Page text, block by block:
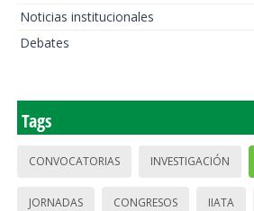
Noticias institucionales
Debates
Tags
CONVOCATORIAS INVESTIGACIÓN
JORNADAS CONGRESOS IIATA